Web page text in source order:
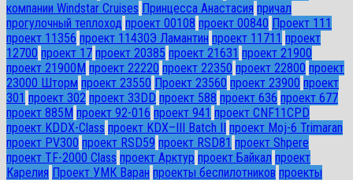
компании Windstar Cruises Принцесса Анастасия причал
прогулочный теплоход проект 00108 проект 00840 Проект 111
проект 11356 проект 11430Э Ламантин проект 11711 проект
12700 проект 17 проект 20385 проект 21631 проект 21900
проект 21900М проект 22220 проект 22350 проект 22800 проект
23000 Шторм проект 23550 Проект 23560 проект 23900 проект
301 проект 302 проект 33DD проект 588 проект 636 проект 677
проект 885М проект 92-016 проект 941 проект CNF11CPD
проект KDDX-Class проект KDX–III Batch II
проект Moj-6 Trimaran
проект PV300 проект RSD59 проект RSD81 проект Shpere
проект TF-2000 Class проект Арктур проект Байкал проект
Карелия Проект УМК Варан проекты беспилотников проекты